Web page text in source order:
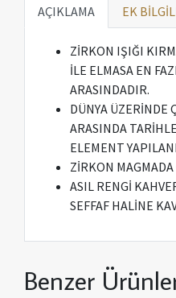
AÇIKLAMA EK
ZİRKON IŞIĞI
İLE ELMASA EN
ARASINDADIR.
DÜNYA ÜZERİNDE
ARASINDA
ELEMENT
ZİRKON MAGMADA
ASIL RENGİ
SEFFAF HALİNE
Benzer